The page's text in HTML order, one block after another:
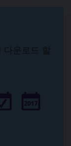
다운로드 할